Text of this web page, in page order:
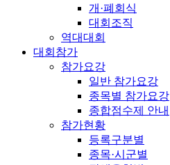
개·폐회식
대회조직
역대대회
대회참가
참가요강
일반 참가요강
종목별 참가요강
종합점수제 안내
참가현황
등록구분별
종목·시군별